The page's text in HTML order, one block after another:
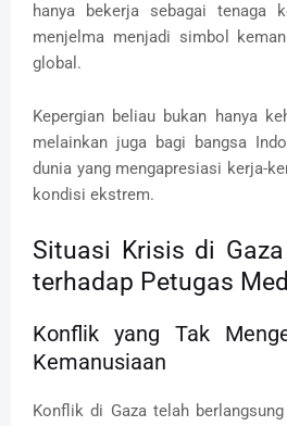
hanya bekerja sebagai tenaga
menjelma menjadi simbol
global.
Kepergian beliau bukan hanya
melainkan juga bagi bangsa
dunia yang mengapresiasi kerja-
kondisi ekstrem.
Situasi Krisis di
terhadap Petugas
Konflik yang Tak
Kemanusiaan
Konflik di Gaza telah